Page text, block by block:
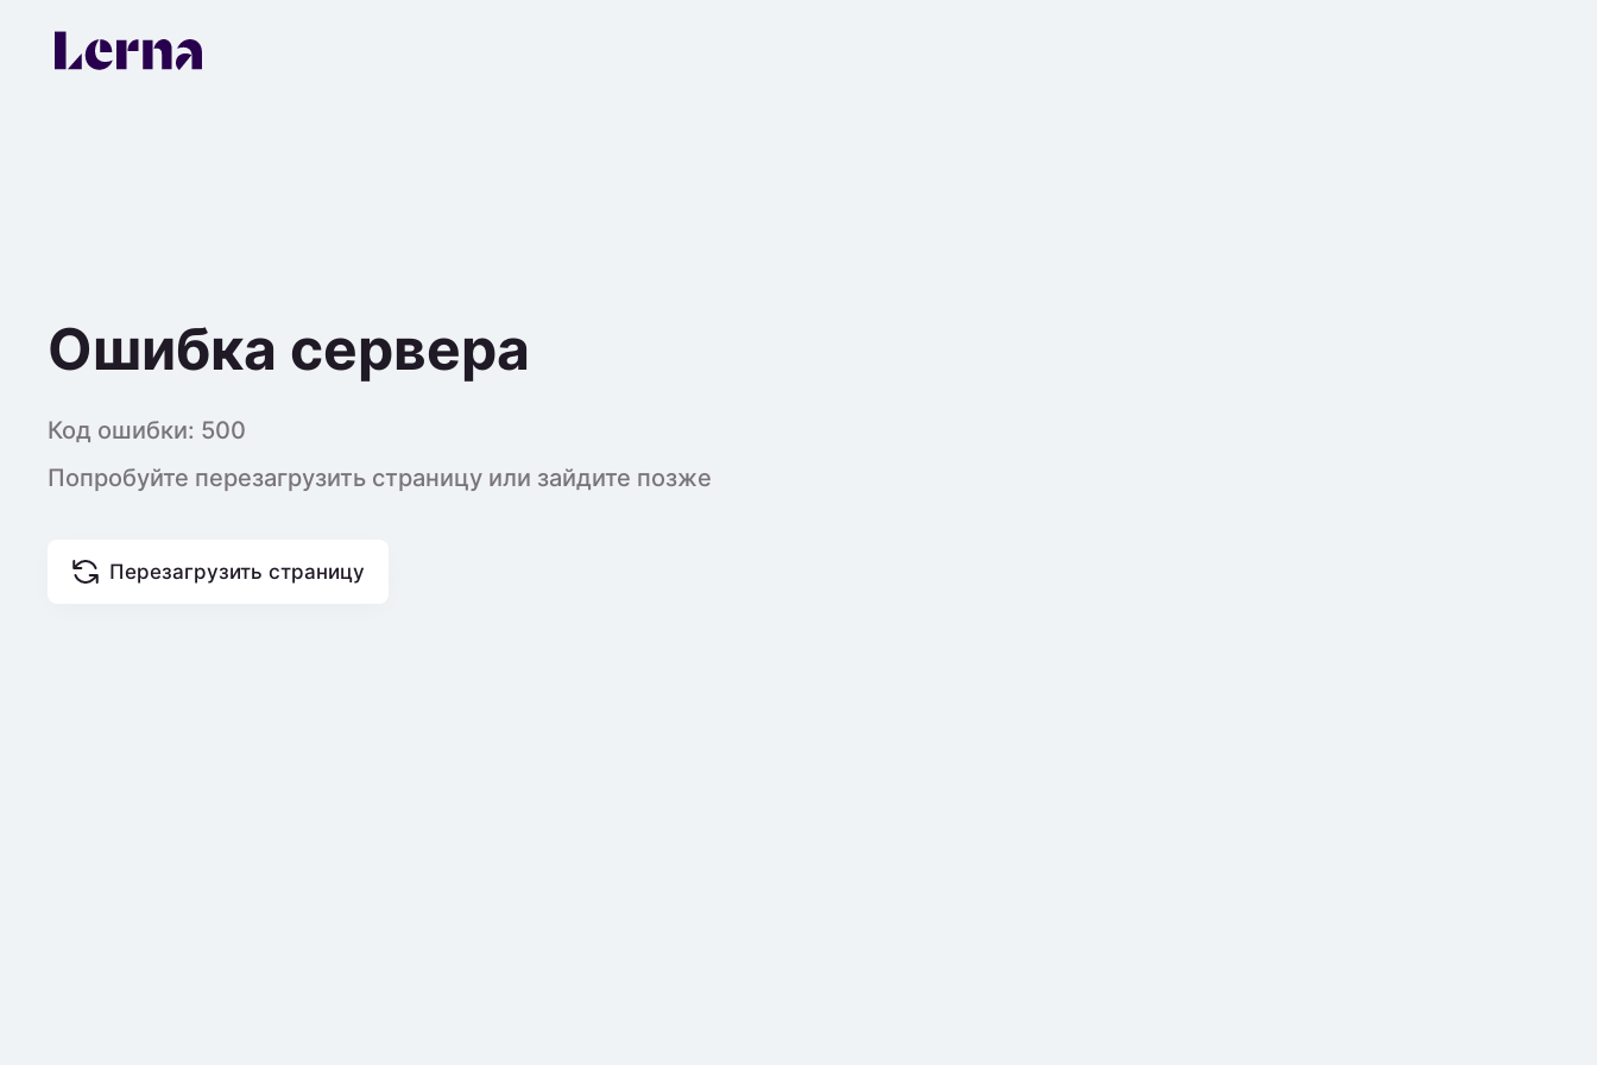
Ошибка сервера
Код ошибки: 500
Попробуйте перезагрузить страницу или зайдите позже
Перезагрузить страницу